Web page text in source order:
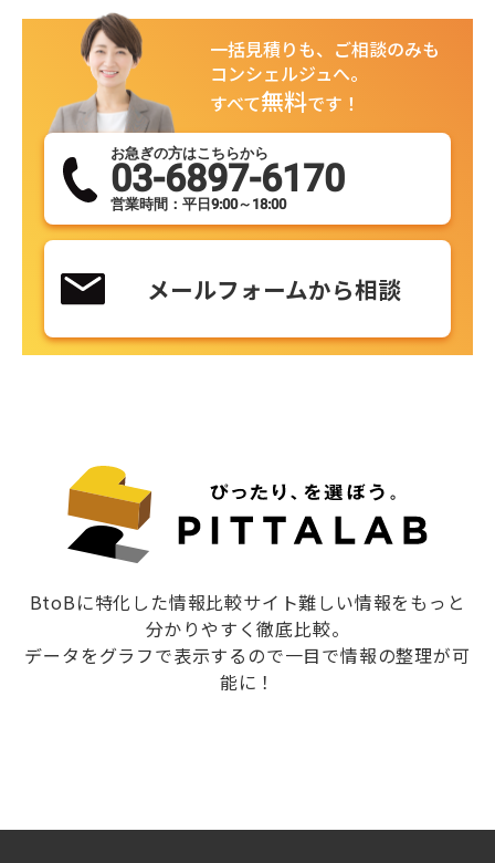
一括見積りも、ご相談のみも
コンシェルジュへ。
すべて無料です！
お急ぎの方はこちらから
03-6897-6170
営業時間：平日9:00～18:00
メールフォームから相談
BtoBに特化した情報比較サイト難しい情報をもっと
分かりやすく徹底比較。
データをグラフで表示するので一目で情報の整理が可
能に！